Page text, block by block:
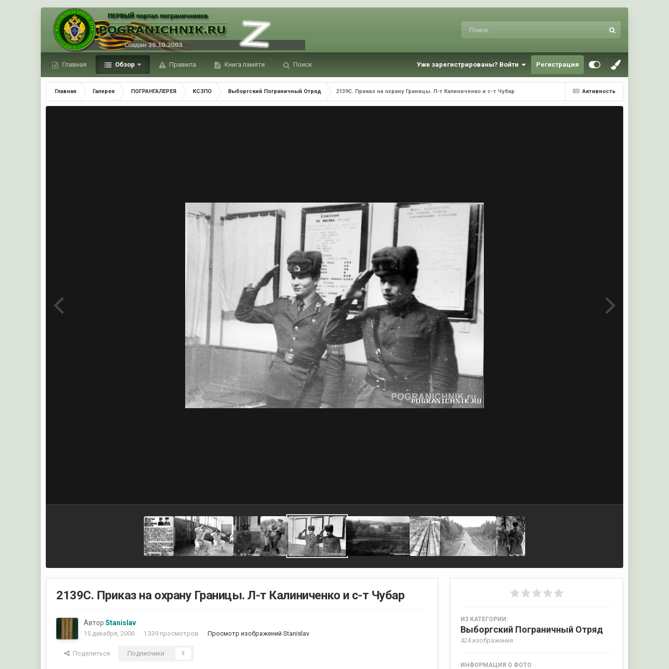
Главная Обзор Правила Книга памяти Поиск Уже зарегистрированы? Войти Регистрация
Активность
Главная Галерея ПОГРАНГАЛЕРЕЯ КСЗПО Выборгский Пограничный Отряд 2139С. Приказ на охрану Границы. Л-т Калиниченко и с-т Чубар
2139С. Приказ на охрану Границы. Л-т Калиниченко и с-т Чубар
АвторStanislav
15 декабря, 2006 1 339 просмотров Просмотр изображений Stanislav
Поделиться Подписчики 0
ИЗ КАТЕГОРИИ:
Выборгский Пограничный Отряд ·
424 изображения
ИНФОРМАЦИЯ О ФОТО